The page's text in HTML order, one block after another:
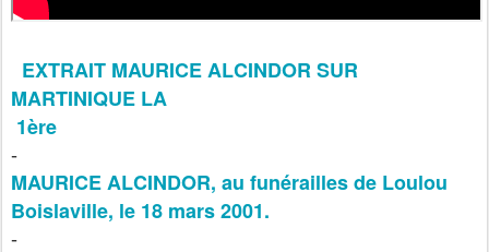
EXTRAIT MAURICE ALCINDOR SUR
MARTINIQUE LA
1ère
-
MAURICE ALCINDOR, au funérailles de Loulou
Boislaville, le 18 mars 2001.
-